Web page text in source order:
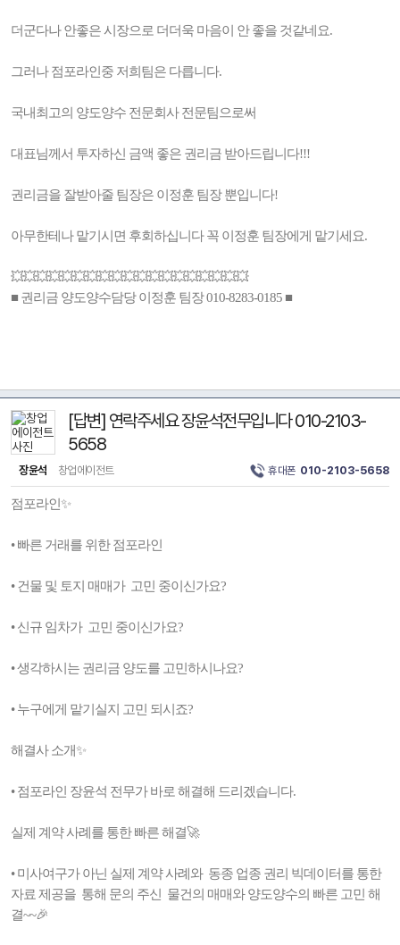
더군다나 안좋은 시장으로 더더욱 마음이 안 좋을 것같네요.
그러나 점포라인중 저희팀은 다릅니다.
국내최고의 양도양수 전문회사 전문팀으로써
대표님께서 투자하신 금액 좋은 권리금 받아드립니다!!!
권리금을 잘받아줄 팀장은 이정훈 팀장 뿐입니다!
아무한테나 맡기시면 후회하십니다 꼭 이정훈 팀장에게 맡기세요.
💥💥💥💥💥💥💥💥💥💥💥💥💥💥💥💥💥💥💥
■ 권리금 양도양수담당 이정훈 팀장 010-8283-0185 ■
[답변] 연락주세요 장윤석전무입니다 010-2103-
5658
장윤석 창업에이전트 휴대폰 010-2103-5658
점포라인✨
• 빠른 거래를 위한 점포라인
• 건물 및 토지 매매가 고민 중이신가요?
• 신규 임차가 고민 중이신가요?
• 생각하시는 권리금 양도를 고민하시나요?
• 누구에게 맡기실지 고민 되시죠?
해결사 소개✨
• 점포라인 장윤석 전무가 바로 해결해 드리겠습니다.
실제 계약 사례를 통한 빠른 해결🚀
• 미사여구가 아닌 실제 계약 사례와 동종 업종 권리 빅데이터를 통한
자료 제공을 통해 문의 주신 물건의 매매와 양도양수의 빠른 고민 해
결~~🎉